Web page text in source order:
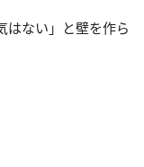
はない」と壁を作ら